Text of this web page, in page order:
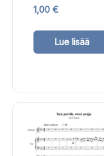
1,00 €
Lue lisää